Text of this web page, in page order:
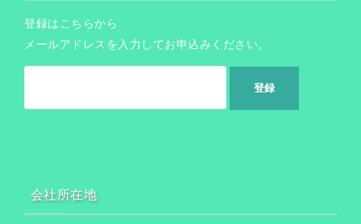
登録はこちらから
メールアドレスを入力してお申込みください。
会社所在地